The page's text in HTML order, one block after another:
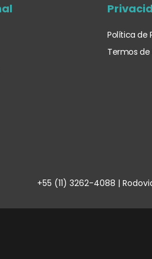
Política de
Termos de
+55 (11) 3262-4088 |